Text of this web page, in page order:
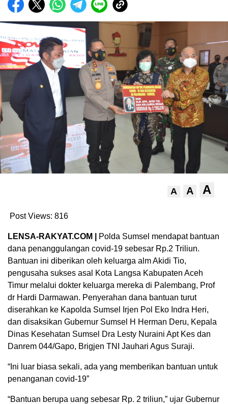
A A A
Post Views: 816
LENSA-RAKYAT.COM |
Polda Sumsel mendapat bantuan
dana penanggulangan covid-19 sebesar Rp.2 Triliun.
Bantuan ini diberikan oleh keluarga alm Akidi Tio,
pengusaha sukses asal Kota Langsa Kabupaten Aceh
Timur melalui dokter keluarga mereka di Palembang, Prof
dr Hardi Darmawan. Penyerahan dana bantuan turut
diserahkan ke Kapolda Sumsel Irjen Pol Eko Indra Heri,
dan disaksikan Gubernur Sumsel H Herman Deru, Kepala
Dinas Kesehatan Sumsel Dra Lesty Nuraini Apt Kes dan
Danrem 044/Gapo, Brigjen TNI Jauhari Agus Suraji.
“Ini luar biasa sekali, ada yang memberikan bantuan untuk
penanganan covid-19”
“Bantuan berupa uang sebesar Rp. 2 triliun,” ujar Gubernur